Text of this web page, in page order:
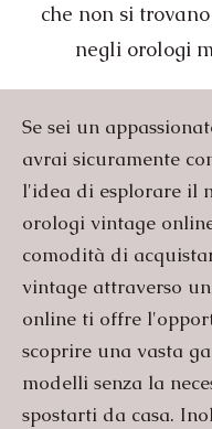
che non si
negli orologi
Se sei un
avrai sicuramente
l'idea di esplorare il
orologi vintage
comodità di
vintage attraverso
online ti offre
scoprire una vasta
modelli senza la
spostarti da casa.